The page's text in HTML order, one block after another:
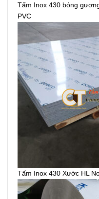
Tấm Inox 430 bóng
PVC
Tấm Inox 430 Xước HL